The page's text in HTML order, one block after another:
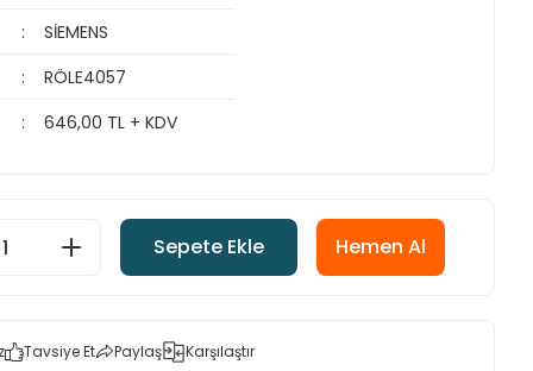
SİEMENS
RÖLE4057
646,00 TL + KDV
Sepete Ekle Hemen Al
Tavsiye Et Paylaş Karşılaştır